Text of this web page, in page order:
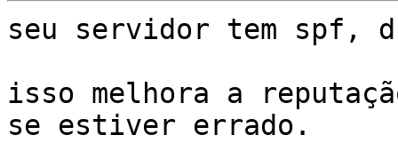
seu servidor tem spf,
isso melhora a
se estiver errado.